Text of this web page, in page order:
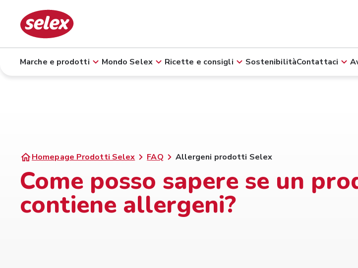
Marche e prodotti Mondo Selex Ricette e consigli SostenibilitàContattaci
Homepage Prodotti Selex FAQ Allergeni prodotti Selex
Come posso sapere se un
contiene allergeni?